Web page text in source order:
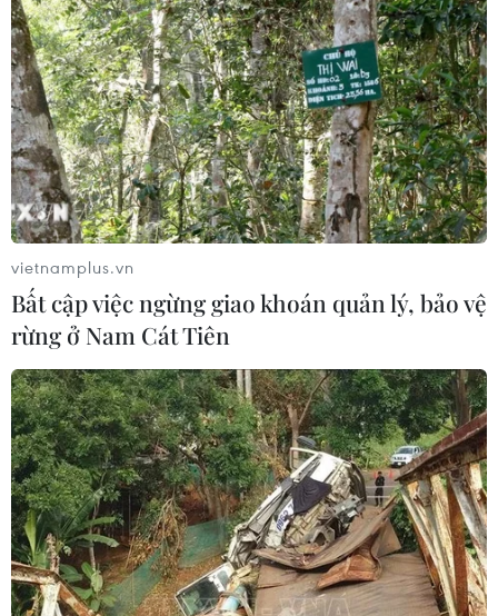
Nhiều khu vực có mưa rào và dông về
đêm, ngày nắng nóng
24/05/2023 10:42
Theo dự báo, Bắc Bộ đêm và sáng sớm có mưa rào và
dông rải rác, cục bộ có mưa to; sau có mưa rào và
dông vài nơi; trong mưa dông có khả năng xảy ra lốc,
sét, mưa đá và gió giật mạnh.
vietnamplus.vn
Bất cập việc ngừng giao khoán quản lý, bảo vệ
rừng ở Nam Cát Tiên